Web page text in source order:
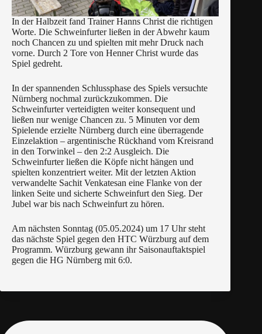
In der Halbzeit fand Trainer Hanns Christ die richtigen
Worte. Die Schweinfurter ließen in der Abwehr kaum
noch Chancen zu und spielten mit mehr Druck nach
vorne. Durch 2 Tore von Henner Christ wurde das
Spiel gedreht.
In der spannenden Schlussphase des Spiels versuchte
Nürnberg nochmal zurückzukommen. Die
Schweinfurter verteidigten weiter konsequent und
ließen nur wenige Chancen zu. 5 Minuten vor dem
Spielende erzielte Nürnberg durch eine überragende
Einzelaktion – argentinische Rückhand vom Kreisrand
in den Torwinkel – den 2:2 Ausgleich. Die
Schweinfurter ließen die Köpfe nicht hängen und
spielten konzentriert weiter. Mit der letzten Aktion
verwandelte Sachit Venkatesan eine Flanke von der
linken Seite und sicherte Schweinfurt den Sieg. Der
Jubel war bis nach Schweinfurt zu hören.
Am nächsten Sonntag (05.05.2024) um 17 Uhr steht
das nächste Spiel gegen den HTC Würzburg auf dem
Programm. Würzburg gewann ihr Saisonauftaktspiel
gegen die HG Nürnberg mit 6:0.